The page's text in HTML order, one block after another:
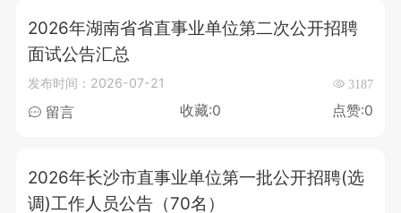
2026年湖南省省直事业单位第二次公开招聘
面试公告汇总
发布时间：2026-07-21 3187
留言 收藏:0 点赞:0
2026年长沙市直事业单位第一批公开招聘(选
调)工作人员公告（70名）